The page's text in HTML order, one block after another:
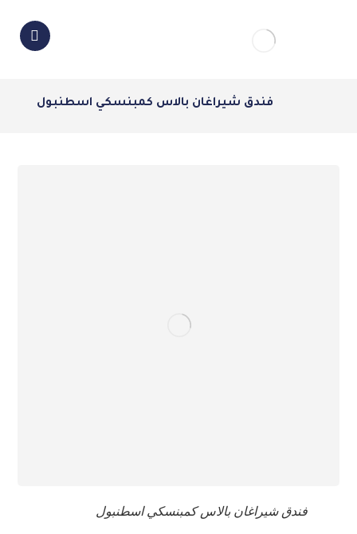
فندق شيراغان بالاس كمبنسكي اسطنبول
فندق شيراغان بالاس كمبنسكي اسطنبول